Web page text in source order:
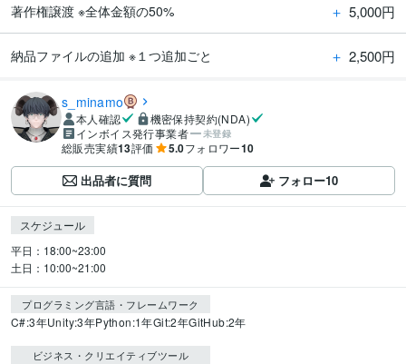
著作権譲渡 ※全体金額の50% ＋ 5,000円
納品ファイルの追加 ※１つ追加ごと ＋ 2,500円
s_minamo
本人確認
機密保持契約(NDA)
インボイス発行事業者
未登録
総販売実績13評価 5.0フォロワー10
出品者に質問 フォロー10
スケジュール
平日：18:00~23:00
土日：10:00~21:00
プログラミング言語・フレームワーク
C#:3年Unity:3年Python:1年Git:2年GitHub:2年
ビジネス・クリエイティブツール